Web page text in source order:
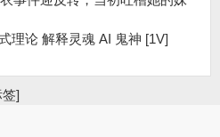
理论‬ 解释灵魂 AI 鬼神 [1V]
签]